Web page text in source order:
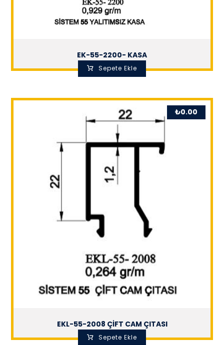
EK-55-2200- KASA
Sepete Ekle
EKL-55-2008 ÇİFT CAM ÇITASI
₺0.00
Sepete Ekle